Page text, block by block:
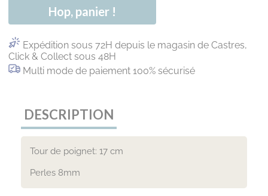
Hop, panier !
Expédition sous 72H depuis le magasin de Castres,
Click & Collect sous 48H
Multi mode de paiement 100% sécurisé
DESCRIPTION
Tour de poignet: 17 cm
Perles 8mm